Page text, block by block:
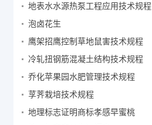
地表水水源热泵工程应用技术规程
泡卤花生
鹰架招鹰控制草地鼠害技术规程
冷轧扭钢筋混凝土结构技术规程
乔化苹果园水肥管理技术规程
莩荠栽培技术规程
地理标志证明商标孝感早蜜桃